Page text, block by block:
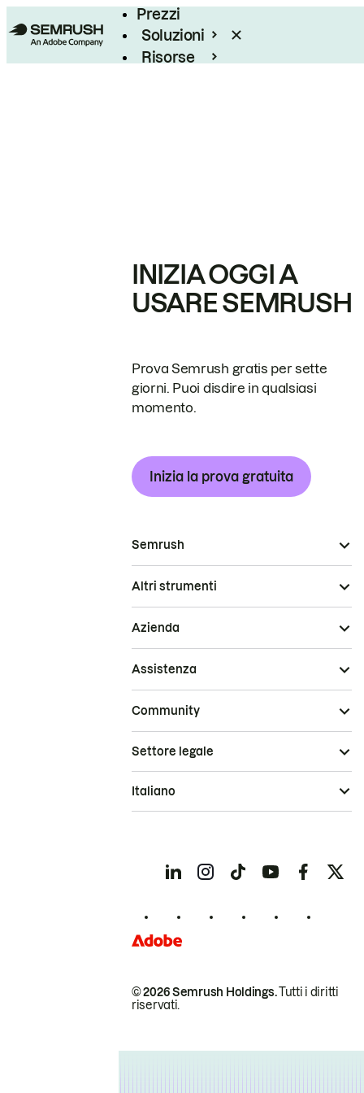
Prezzi
Soluzioni
Risorse
INIZIA OGGI A
USARE SEMRUSH
Prova Semrush gratis per sette
giorni. Puoi disdire in qualsiasi
momento.
Inizia la prova gratuita
Semrush
Altri strumenti
Azienda
Assistenza
Community
© 2026 Semrush Holdings.Tutti i diritti
riservati.
Settore legale
Italiano